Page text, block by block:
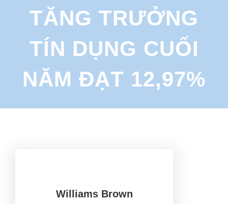
TĂNG TRƯỞNG
TÍN DỤNG CUỐI
NĂM ĐẠT 12,97%
Williams Brown